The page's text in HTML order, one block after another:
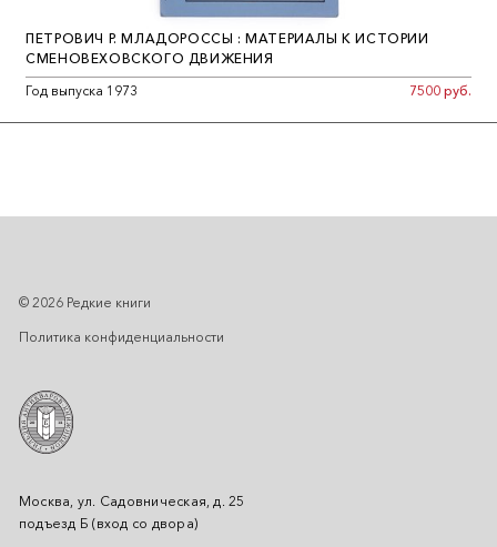
ПЕТРОВИЧ Р. МЛАДОРОССЫ : МАТЕРИАЛЫ К ИСТОРИИ
СМЕНОВЕХОВСКОГО ДВИЖЕНИЯ
Год выпуска 1973
7500 руб.
Москва, ул. Садовническая, д. 25
подъезд Б (вход со двора)
© 2026 Редкие книги
Политика конфиденциальности